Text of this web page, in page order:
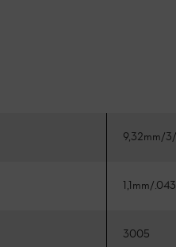
9,32mm/
1,1mm/
3005